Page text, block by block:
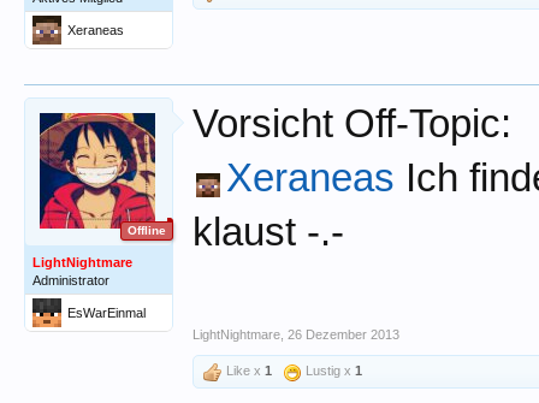
Xeraneas
Offline
LightNightmare
Administrator
EsWarEinmal
Vorsicht Off-Topic:
Xeraneas Ich
klaust -.-
LightNightmare 26 Dezember 2013
Like x 1 Lustig x 1